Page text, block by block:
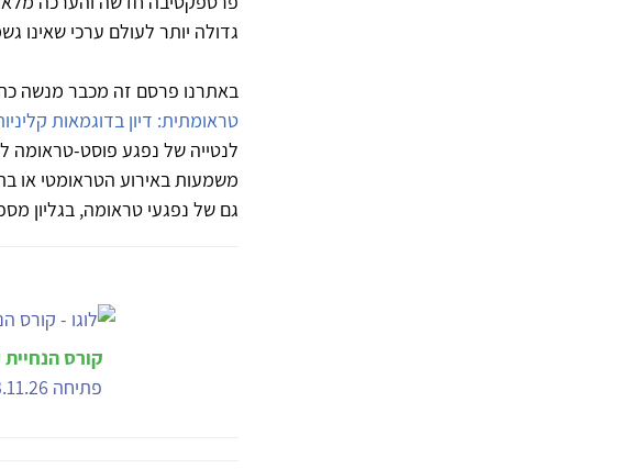
גדולה יותר לעולם ערכי שאינו
באתרנו פרסם זה מכבר מנשה
טראומתית: דיון בדוגמאות
לנטייה של נפגע פוסט-טראומה
משמעות באירוע הטראומטי או
גם של נפגעי טראומה, בגליון
קורס הנחיית
פתיחה 3.11.26. הקורס מועבר בזום. בימי שלישי 19:30-22:00